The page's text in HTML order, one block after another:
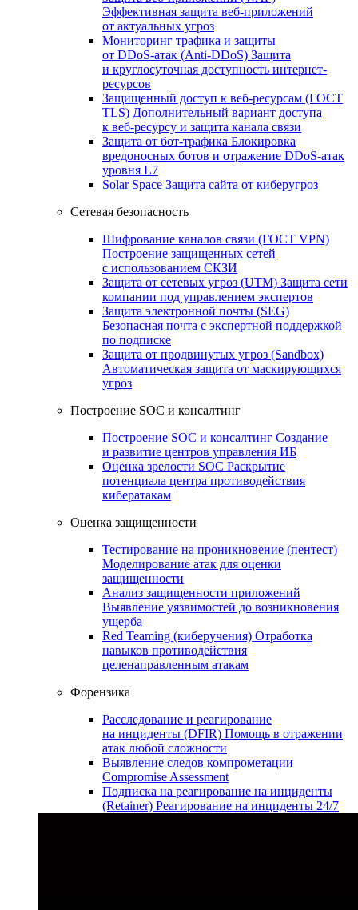
Эффективная защита веб-приложений
от актуальных угроз
Мониторинг трафика и защиты
от DDoS‑атак (Anti‑DDoS) Защита
и круглосуточная доступность интернет-
ресурсов
Защищенный доступ к веб-ресурсам (ГОСТ
TLS) Дополнительный вариант доступа
к веб‑ресурсу и защита канала связи
Защита от бот‑трафика Блокировка
вредоносных ботов и отражение DDoS‑атак
уровня L7
Solar Space Защита сайта от киберугроз
Сетевая безопасность
Шифрование каналов связи (ГОСТ VPN)
Построение защищенных сетей
с использованием СКЗИ
Защита от сетевых угроз (UTM) Защита сети
компании под управлением экспертов
Защита электронной почты (SEG)
Безопасная почта с экспертной поддержкой
по подписке
Защита от продвинутых угроз (Sandbox)
Автоматическая защита от маскирующихся
угроз
Построение SOC и консалтинг
Построение SOC и консалтинг Создание
и развитие центров управления ИБ
Оценка зрелости SOC Раскрытие
потенциала центра противодействия
кибератакам
Оценка защищенности
Тестирование на проникновение (пентест)
Моделирование атак для оценки
защищенности
Анализ защищенности приложений
Выявление уязвимостей до возникновения
ущерба
Red Teaming (киберучения) Отработка
навыков противодействия
целенаправленным атакам
Форензика
Расследование и реагирование
на инциденты (DFIR) Помощь в отражении
атак любой сложности
Выявление следов компрометации
Compromise Assessment
Подписка на реагирование на инциденты
(Retainer) Реагирование на инциденты 24/7